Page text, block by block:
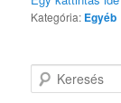
Kategória: Egyéb
e